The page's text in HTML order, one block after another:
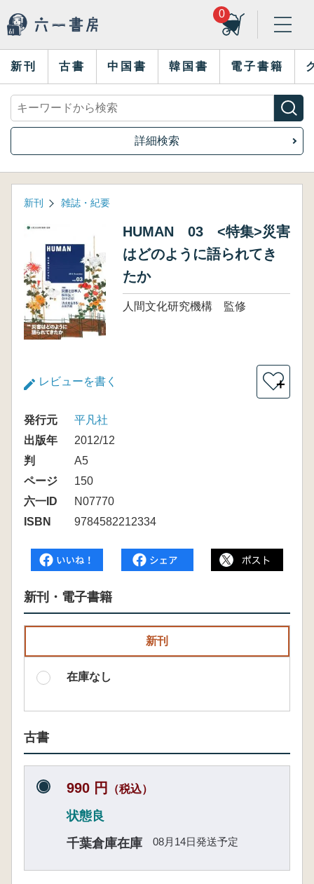
0
新刊 古書 中国書 韓国書 電子書籍
詳細検索
新刊 雑誌・紀要
HUMAN 03 <特集>災害
はどのように語られてき
たか
人間文化研究機構 監修
レビューを書く ＋
発行元
平凡社
出版年
2012/12
判
A5
ページ
150
六一ID
N07770
ISBN
9784582212334
新刊・電子書籍
新刊
在庫なし
古書
990 円 （税込）
状態良
千葉倉庫在庫
08月14日発送予定